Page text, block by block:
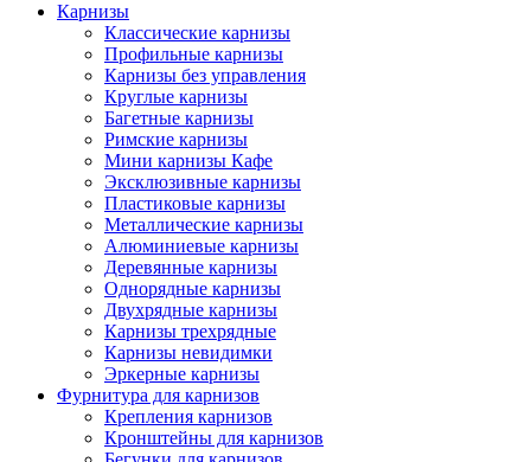
Карнизы
Классические карнизы
Профильные карнизы
Карнизы без управления
Круглые карнизы
Багетные карнизы
Римские карнизы
Мини карнизы Кафе
Эксклюзивные карнизы
Пластиковые карнизы
Металлические карнизы
Алюминиевые карнизы
Деревянные карнизы
Однорядные карнизы
Двухрядные карнизы
Карнизы трехрядные
Карнизы невидимки
Эркерные карнизы
Фурнитура для карнизов
Крепления карнизов
Кронштейны для карнизов